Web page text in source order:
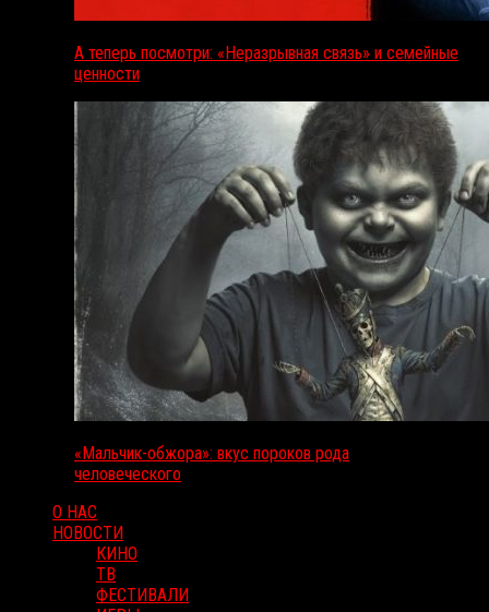
А теперь посмотри: «Неразрывная связь» и семейные
ценности
«Мальчик-обжора»: вкус пороков рода
человеческого
О НАС
НОВОСТИ
КИНО
ТВ
ФЕСТИВАЛИ